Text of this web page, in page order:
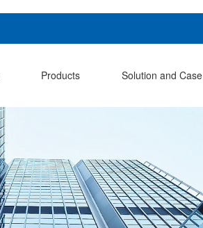
Products Solution and Case